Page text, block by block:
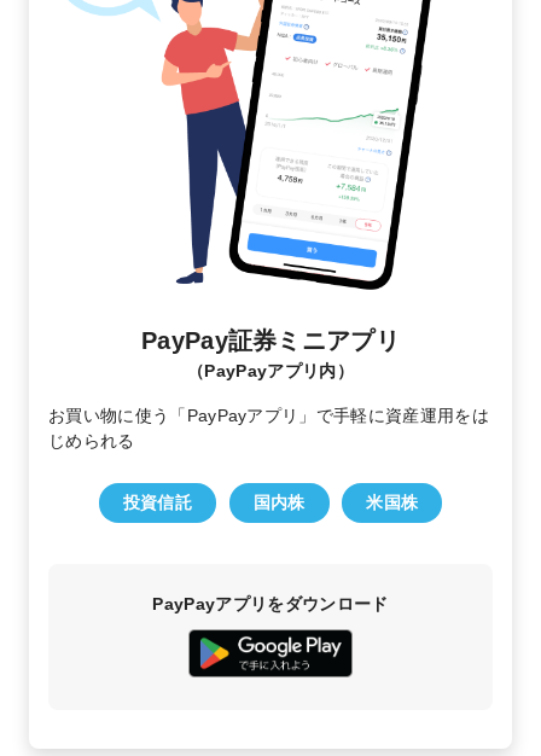
PayPay証券ミニアプリ
（PayPayアプリ内）
お買い物に使う「PayPayアプリ」で手軽に資産運用をは
じめられる
投資信託 国内株 米国株
PayPayアプリをダウンロード